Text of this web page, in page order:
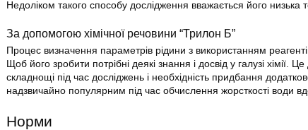
Недоліком такого способу дослідження вважається його низька
За допомогою хімічної речовини “Трилон Б”
Процес визначення параметрів рідини з використанням
Щоб його зробити потрібні деякі знання і досвід у галузі хімії.
складнощі під час досліджень і необхідність придбання
надзвичайно популярним під час обчислення жорсткості води
Норми